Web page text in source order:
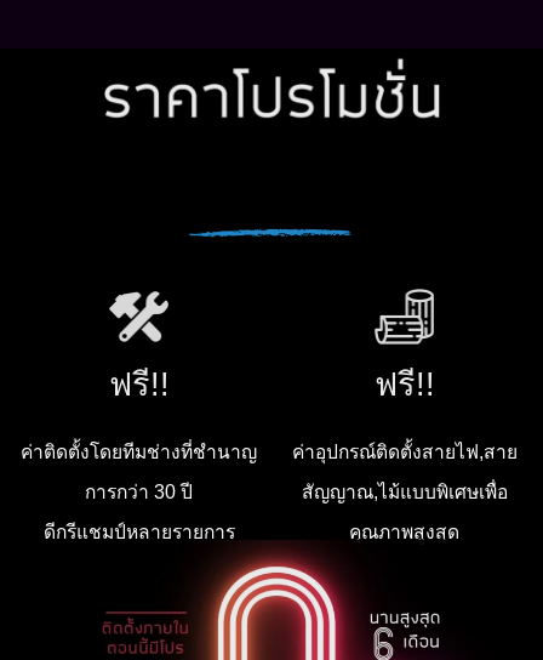
ฟรี!!
ค่าติดตั้งโดยทีมช่างที่ชำนาญ
การกว่า 30 ปี
ดีกรีแชมป์หลายรายการ
ฟรี!!
ค่าอุปกรณ์ติดตั้งสายไฟ,สาย
สัญญาณ,ไม้แบบพิเศษเพื่อ
คุณภาพสูงสุด